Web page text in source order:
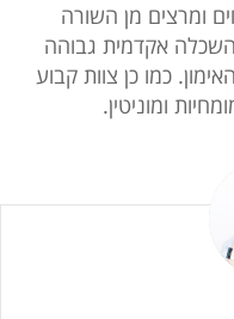
צוות קבוע של כ-20 מנחים ומרצים מן השורה
אקדמית גבוהה
כמו כן צוות קבוע
ומוניטין.